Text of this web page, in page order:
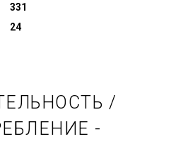
331
24
/
-